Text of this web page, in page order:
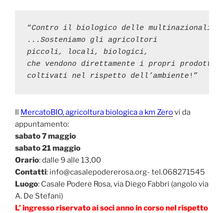
“Contro il biologico delle multinazionali
...Sosteniamo gli agricoltori
piccoli, locali, biologici,
che vendono direttamente i propri prodotti
coltivati nel rispetto dell’ambiente !”
Il MercatoBIO, agricoltura biologica a km Zerovi da
appuntamento:
sabato 7 maggio
sabato 21 maggio
Orario: dalle 9 alle 13,00
Contatti: info@casalepodererosa.org- tel.068271545
Luogo: Casale Podere Rosa, via Diego Fabbri (angolo via
A. De Stefani)
L’ ingresso riservato ai soci anno in corso nel rispetto